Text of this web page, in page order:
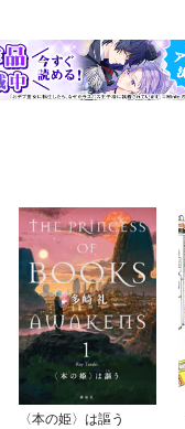
〈本の姫〉は謳う